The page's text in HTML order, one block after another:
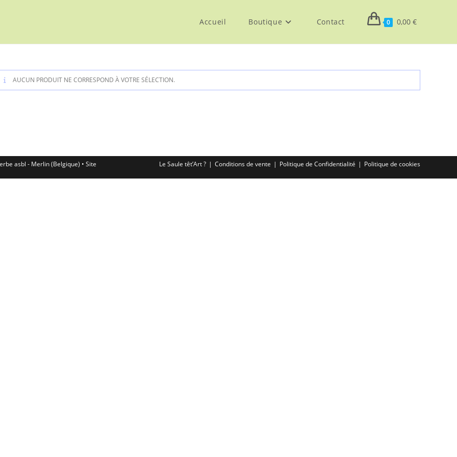
Accueil Boutique Contact 0 0,00 €
AUCUN PRODUIT NE CORRESPOND À VOTRE SÉLECTION.
Le Saule têt’Art ? Conditions de vente Politique de Confidentialité Politique de cookies
asbl - Merlin (Belgique) • Site